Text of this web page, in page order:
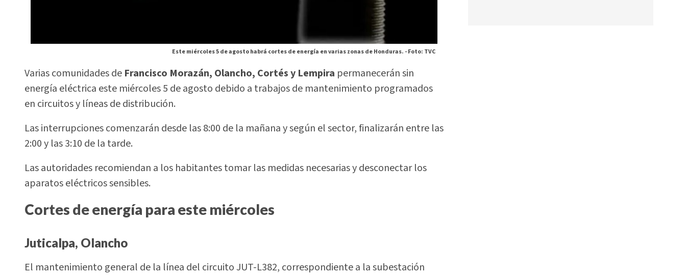
Este miércoles 5 de agosto habrá cortes de energía en varias zonas de Honduras. -Foto: TVC
Varias comunidades de Francisco Morazán, Olancho, Cortés y Lempira permanecerán sin
energía eléctrica este miércoles 5 de agosto debido a trabajos de mantenimiento programados
en circuitos y líneas de distribución.
Las interrupciones comenzarán desde las 8:00 de la mañana y según el sector, finalizarán entre las
2:00 y las 3:10 de la tarde.
Las autoridades recomiendan a los habitantes tomar las medidas necesarias y desconectar los
aparatos eléctricos sensibles.
Cortes de energía para este miércoles
Juticalpa, Olancho
El mantenimiento general de la línea del circuito JUT-L382, correspondiente a la subestación